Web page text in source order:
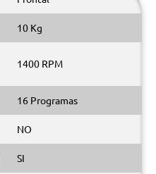
10 Kg
1400 RPM
16 Programas
NO
SI